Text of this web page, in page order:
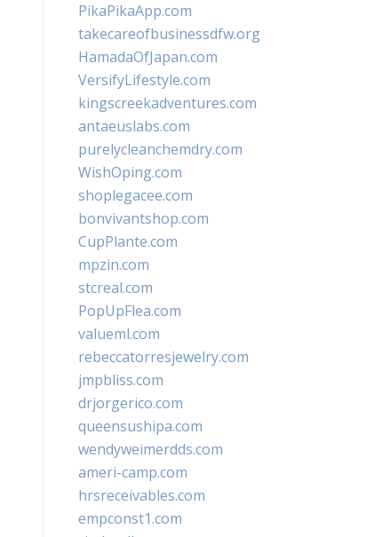
PikaPikaApp.com
takecareofbusinessdfw.org
HamadaOfJapan.com
VersifyLifestyle.com
kingscreekadventures.com
antaeuslabs.com
purelycleanchemdry.com
WishOping.com
shoplegacee.com
bonvivantshop.com
CupPlante.com
mpzin.com
stcreal.com
PopUpFlea.com
valueml.com
rebeccatorresjewelry.com
jmpbliss.com
drjorgerico.com
queensushipa.com
wendyweimerdds.com
ameri-camp.com
hrsreceivables.com
empconst1.com